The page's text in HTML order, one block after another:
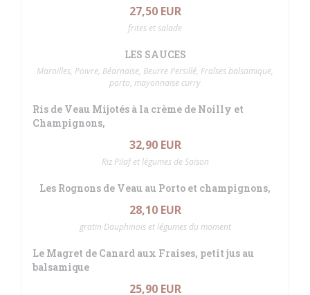
27,50 EUR
frites et salade
LES SAUCES
Maroilles, Poivre, Béarnaise, Beurre Persillé, Fraîses balsamique,
porto, mayonnaise curry
Ris de Veau Mijotés à la crème de Noilly et
Champignons,
32,90 EUR
Riz Pilaf et légumes de Saison
Les Rognons de Veau au Porto et champignons,
28,10 EUR
gratin Dauphinois et légumes du moment
Le Magret de Canard aux Fraises, petit jus au
balsamique
25,90 EUR